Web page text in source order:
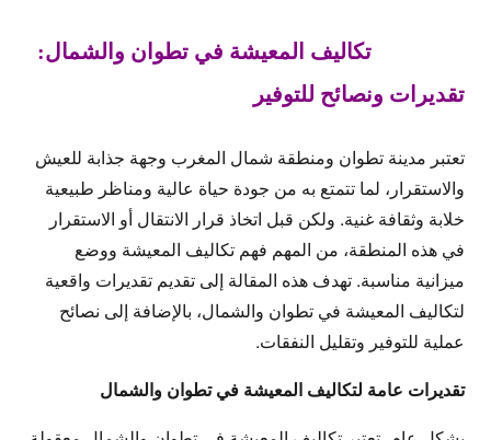
تكاليف المعيشة في تطوان والشمال:
تقديرات ونصائح للتوفير
تعتبر مدينة تطوان ومنطقة شمال المغرب وجهة جذابة للعيش
والاستقرار، لما تتمتع به من جودة حياة عالية ومناظر طبيعية
خلابة وثقافة غنية. ولكن قبل اتخاذ قرار الانتقال أو الاستقرار
في هذه المنطقة، من المهم فهم تكاليف المعيشة ووضع
ميزانية مناسبة. تهدف هذه المقالة إلى تقديم تقديرات واقعية
لتكاليف المعيشة في تطوان والشمال، بالإضافة إلى نصائح
عملية للتوفير وتقليل النفقات.
تقديرات عامة لتكاليف المعيشة في تطوان والشمال